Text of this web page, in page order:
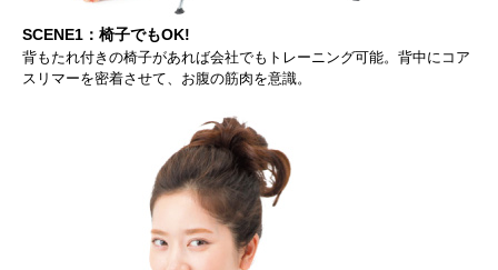
SCENE1：椅子でもOK!
背もたれ付きの椅子があれば会社でもトレーニング可能。背中にコア
スリマーを密着させて、お腹の筋肉を意識。